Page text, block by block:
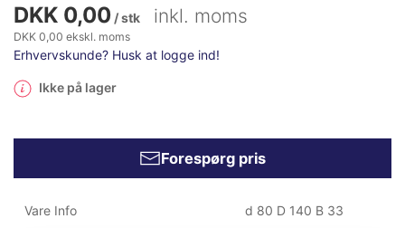
DKK 0,00 / stk inkl. moms
DKK 0,00 ekskl. moms
Erhvervskunde? Husk at logge ind!
Ikke på lager
Forespørg pris
Vare Info d 80 D 140 B 33